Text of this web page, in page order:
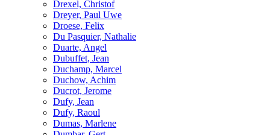
Drexel, Christof
Dreyer, Paul Uwe
Droese, Felix
Du Pasquier, Nathalie
Duarte, Angel
Dubuffet, Jean
Duchamp, Marcel
Duchow, Achim
Ducrot, Jerome
Dufy, Jean
Dufy, Raoul
Dumas, Marlene